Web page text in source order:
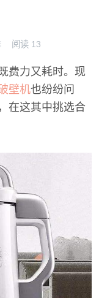
阅读 13
费力又耗时。现
壁机也纷纷问
在这其中挑选合